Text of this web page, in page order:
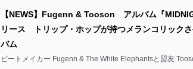
【NEWS】Fugenn & Tooson アルバム『
リース トリップ・ホップが持つメランコリック
バム
ビートメイカー Fugenn & The White Elephantsと盟友